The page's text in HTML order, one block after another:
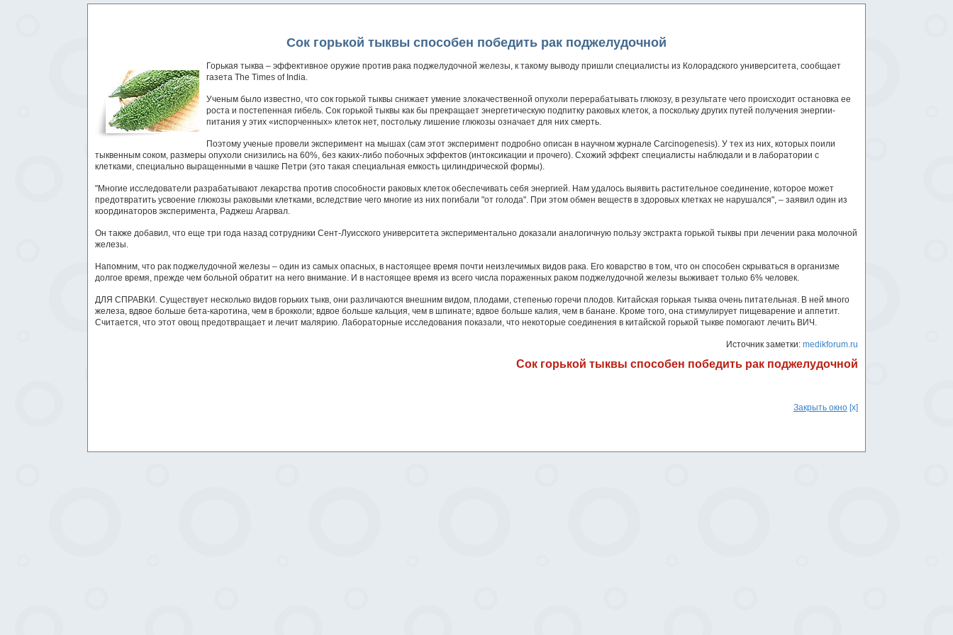
Сок горькой тыквы способен победить рак поджелудочной
Горькая тыква – эффективное оружие против рака поджелудочной железы, к такому выводу пришли специалисты из Колорадского университета, сообщает
газета The Times of India.
Ученым было известно, что сок горькой тыквы снижает умение злокачественной опухоли перерабатывать глюкозу, в результате чего происходит остановка ее
роста и постепенная гибель. Сок горькой тыквы как бы прекращает энергетическую подпитку раковых клеток, а поскольку других путей получения энергии-
питания у этих «испорченных» клеток нет, постольку лишение глюкозы означает для них смерть.
Поэтому ученые провели эксперимент на мышах (сам этот эксперимент подробно описан в научном журнале Carcinogenesis). У тех из них, которых поили
тыквенным соком, размеры опухоли снизились на 60%, без каких-либо побочных эффектов (интоксикации и прочего). Схожий эффект специалисты наблюдали и в лаборатории с
клетками, специально выращенными в чашке Петри (это такая специальная емкость цилиндрической формы).
"Многие исследователи разрабатывают лекарства против способности раковых клеток обеспечивать себя энергией. Нам удалось выявить растительное соединение, которое может
предотвратить усвоение глюкозы раковыми клетками, вследствие чего многие из них погибали "от голода". При этом обмен веществ в здоровых клетках не нарушался", – заявил один из
координаторов эксперимента, Раджеш Агарвал.
Он также добавил, что еще три года назад сотрудники Сент-Луисского университета экспериментально доказали аналогичную пользу экстракта горькой тыквы при лечении рака молочной
железы.
Напомним, что рак поджелудочной железы – один из самых опасных, в настоящее время почти неизлечимых видов рака. Его коварство в том, что он способен скрываться в организме
долгое время, прежде чем больной обратит на него внимание. И в настоящее время из всего числа пораженных раком поджелудочной железы выживает только 6% человек.
ДЛЯ СПРАВКИ. Существует несколько видов горьких тыкв, они различаются внешним видом, плодами, степенью горечи плодов. Китайская горькая тыква очень питательная. В ней много
железа, вдвое больше бета-каротина, чем в брокколи; вдвое больше кальция, чем в шпинате; вдвое больше калия, чем в банане. Кроме того, она стимулирует пищеварение и аппетит.
Считается, что этот овощ предотвращает и лечит малярию. Лабораторные исследования показали, что некоторые соединения в китайской горькой тыкве помогают лечить ВИЧ.
Источник заметки: medikforum.ru
Сок горькой тыквы способен победить рак поджелудочной
Закрыть окно[x]